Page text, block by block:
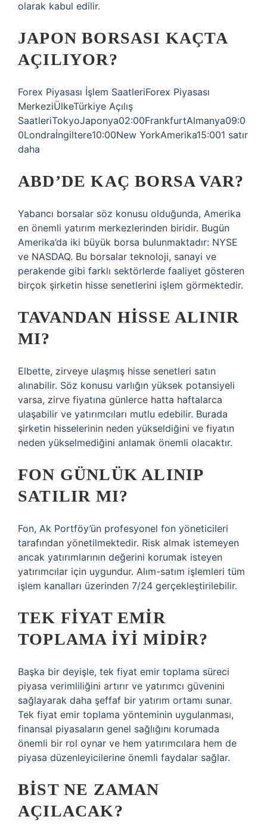
olarak kabul edilir.
JAPON BORSASI KAÇTA
AÇILIYOR?
Forex Piyasası İşlem SaatleriForex Piyasası
MerkeziÜlkeTürkiye Açılış
SaatleriTokyoJaponya02:00FrankfurtAlmanya09:0
0Londraİngiltere10:00New YorkAmerika15:001 satır
daha
ABD’DE KAÇ BORSA VAR?
Yabancı borsalar söz konusu olduğunda, Amerika
en önemli yatırım merkezlerinden biridir. Bugün
Amerika’da iki büyük borsa bulunmaktadır: NYSE
ve NASDAQ. Bu borsalar teknoloji, sanayi ve
perakende gibi farklı sektörlerde faaliyet gösteren
birçok şirketin hisse senetlerini işlem görmektedir.
TAVANDAN HISSE ALINIR
MI?
Elbette, zirveye ulaşmış hisse senetleri satın
alınabilir. Söz konusu varlığın yüksek potansiyeli
varsa, zirve fiyatına günlerce hatta haftalarca
ulaşabilir ve yatırımcıları mutlu edebilir. Burada
şirketin hisselerinin neden yükseldiğini ve fiyatın
neden yükselmediğini anlamak önemli olacaktır.
FON GÜNLÜK ALINIP
SATILIR MI?
Fon, Ak Portföy’ün profesyonel fon yöneticileri
tarafından yönetilmektedir. Risk almak istemeyen
ancak yatırımlarının değerini korumak isteyen
yatırımcılar için uygundur. Alım-satım işlemleri tüm
işlem kanalları üzerinden 7/24 gerçekleştirilebilir.
TEK FIYAT EMIR
TOPLAMA IYI MIDIR?
Başka bir deyişle, tek fiyat emir toplama süreci
piyasa verimliliğini artırır ve yatırımcı güvenini
sağlayarak daha şeffaf bir yatırım ortamı sunar.
Tek fiyat emir toplama yönteminin uygulanması,
finansal piyasaların genel sağlığını korumada
önemli bir rol oynar ve hem yatırımcılara hem de
piyasa düzenleyicilerine önemli faydalar sağlar.
BIST NE ZAMAN
AÇILACAK?